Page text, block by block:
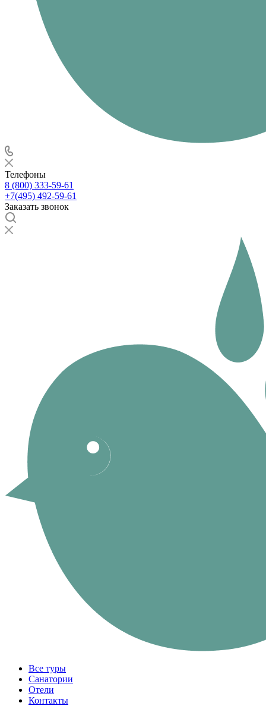
Телефоны
8 (800) 333-59-61
+7(495) 492-59-61
Заказать звонок
Все туры
Санатории
Отели
Контакты